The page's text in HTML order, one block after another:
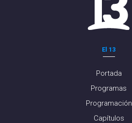
El 13
Portada
Programas
Programación
Capítulos